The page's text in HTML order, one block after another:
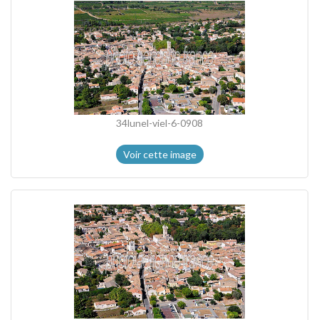
34lunel-viel-6-0908
Voir cette image